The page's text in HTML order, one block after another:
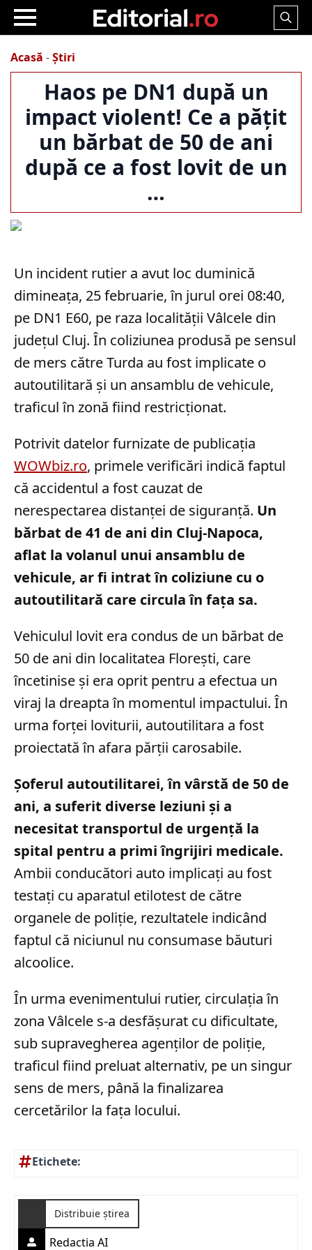
Search
Acasă -Știri
Haos pe DN1 după un
impact violent! Ce a pățit
un bărbat de 50 de ani
după ce a fost lovit de un
…
Un incident rutier a avut loc duminică
dimineața, 25 februarie, în jurul orei 08:40,
pe DN1 E60, pe raza localității Vâlcele din
județul Cluj. În coliziunea produsă pe sensul
de mers către Turda au fost implicate o
autoutilitară și un ansamblu de vehicule,
traficul în zonă fiind restricționat.
Potrivit datelor furnizate de publicația
WOWbiz.ro, primele verificări indică faptul
că accidentul a fost cauzat de
nerespectarea distanței de siguranță. Un
bărbat de 41 de ani din Cluj-Napoca,
aflat la volanul unui ansamblu de
vehicule, ar fi intrat în coliziune cu o
autoutilitară care circula în fața sa.
Vehiculul lovit era condus de un bărbat de
50 de ani din localitatea Florești, care
încetinise și era oprit pentru a efectua un
viraj la dreapta în momentul impactului. În
urma forței loviturii, autoutilitara a fost
proiectată în afara părții carosabile.
Șoferul autoutilitarei, în vârstă de 50 de
ani, a suferit diverse leziuni și a
necesitat transportul de urgență la
spital pentru a primi îngrijiri medicale.
Ambii conducători auto implicați au fost
testați cu aparatul etilotest de către
organele de poliție, rezultatele indicând
faptul că niciunul nu consumase băuturi
alcoolice.
În urma evenimentului rutier, circulația în
zona Vâlcele s-a desfășurat cu dificultate,
sub supravegherea agenților de poliție,
traficul fiind preluat alternativ, pe un singur
sens de mers, până la finalizarea
cercetărilor la fața locului.
Etichete:
Distribuie știrea
Redactia AI